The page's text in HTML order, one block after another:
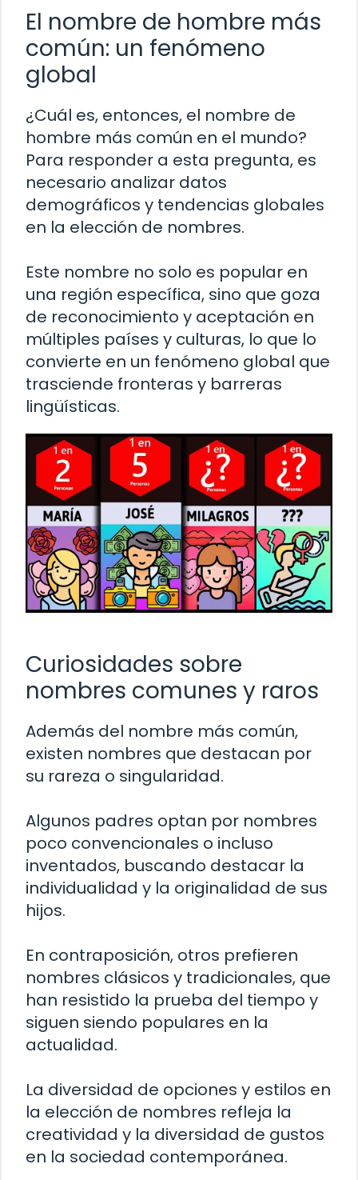
El nombre de hombre más
común: un fenómeno
global
¿Cuál es, entonces, el nombre de
hombre más común en el mundo?
Para responder a esta pregunta, es
necesario analizar datos
demográficos y tendencias globales
en la elección de nombres.
Este nombre no solo es popular en
una región específica, sino que goza
de reconocimiento y aceptación en
múltiples países y culturas, lo que lo
convierte en un fenómeno global que
trasciende fronteras y barreras
lingüísticas.
Curiosidades sobre
nombres comunes y raros
Además del nombre más común,
existen nombres que destacan por
su rareza o singularidad.
Algunos padres optan por nombres
poco convencionales o incluso
inventados, buscando destacar la
individualidad y la originalidad de sus
hijos.
En contraposición, otros prefieren
nombres clásicos y tradicionales, que
han resistido la prueba del tiempo y
siguen siendo populares en la
actualidad.
La diversidad de opciones y estilos en
la elección de nombres refleja la
creatividad y la diversidad de gustos
en la sociedad contemporánea.